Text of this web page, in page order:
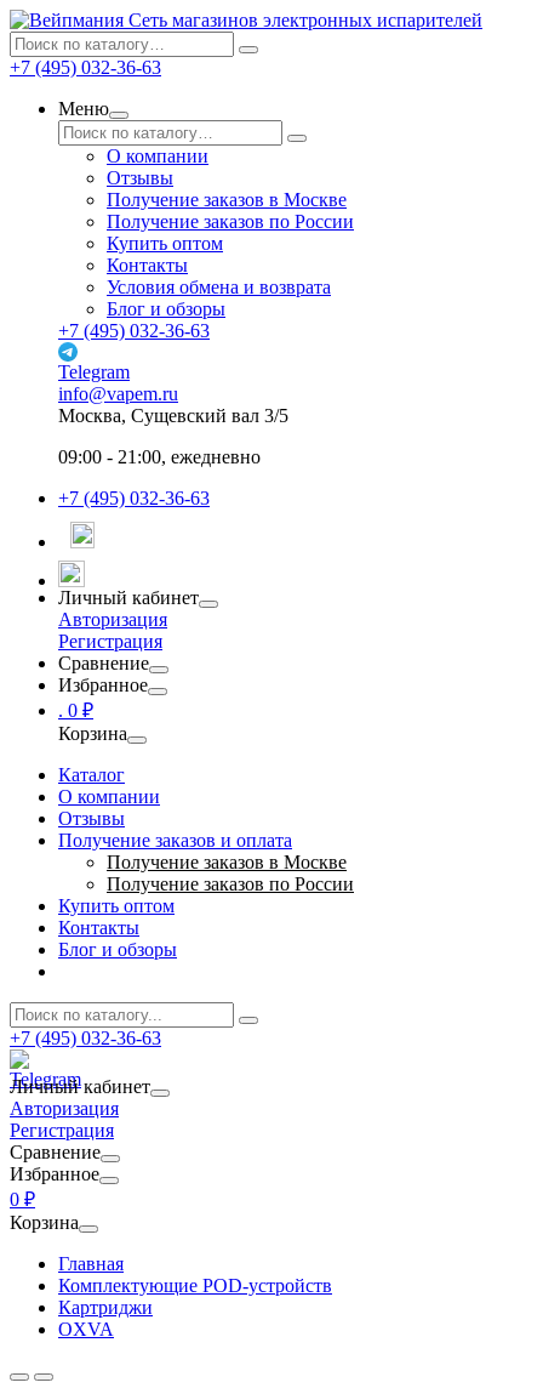
Сеть магазинов электронных испарителей
+7 (495) 032-36-63
Меню
О компании
Отзывы
Получение заказов в Москве
Получение заказов по России
Купить оптом
Контакты
Условия обмена и возврата
Блог и обзоры
+7 (495) 032-36-63
Telegram
info@vapem.ru
Москва, Сущевский вал 3/5
09:00 - 21:00, ежедневно
+7 (495) 032-36-63
Личный кабинет
Авторизация
Регистрация
Сравнение
Избранное
. 0 ₽
Корзина
Каталог
О компании
Отзывы
Получение заказов и оплата
Получение заказов в Москве
Получение заказов по России
Купить оптом
Контакты
Блог и обзоры
+7 (495) 032-36-63
Личный кабинет
Авторизация
Регистрация
Сравнение
Избранное
0 ₽
Корзина
Главная
Комплектующие POD-устройств
Картриджи
OXVA